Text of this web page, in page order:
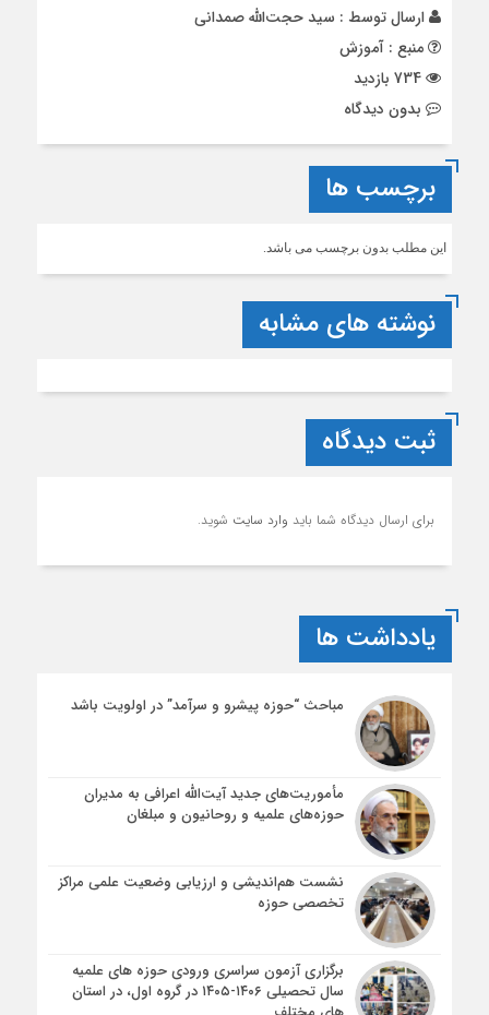
ارسال توسط : سید حجت‌الله صمدانی
منبع : آموزش
بدون دیدگاه
برچسب ها
این مطلب بدون برچسب می باشد.
نوشته های مشابه
ثبت دیدگاه
برای ارسال دیدگاه شما باید وارد سایت شوید.
یادداشت ها
مباحث “حوزه پیشرو و سرآمد” در اولویت باشد
مأموریت‌های جدید آیت‌الله اعرافی به مدیران
حوزه‌های علمیه و روحانیون و مبلغان
نشست هم‌اندیشی و ارزیابی وضعیت علمی مراکز
تخصصی حوزه
برگزاری آزمون سراسری ورودی حوزه های علمیه
سال تحصیلی ۱۴۰۶-۱۴۰۵ در گروه اول، در استان